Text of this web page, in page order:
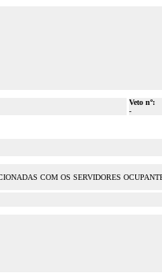
Veto nº:
-
COM OS SERVIDORES